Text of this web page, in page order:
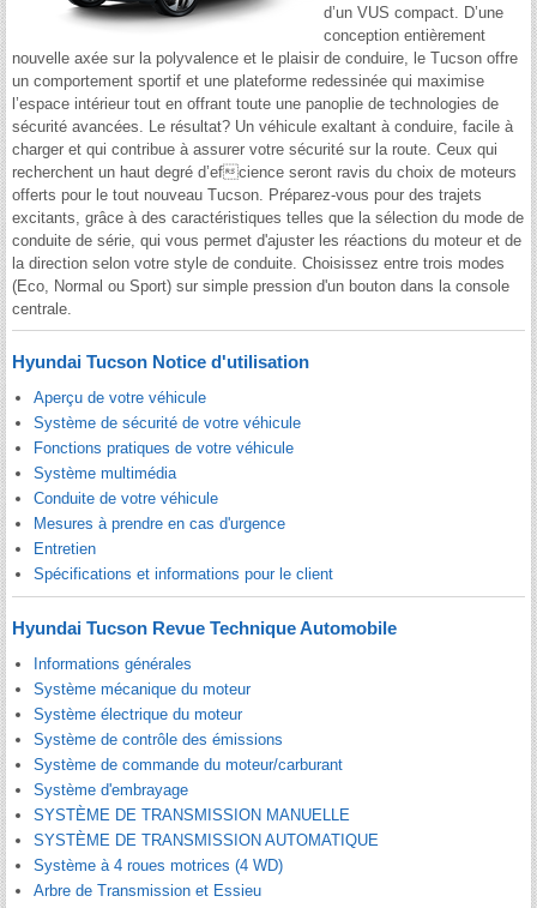
d’un VUS compact. D’une
conception entièrement
nouvelle axée sur la polyvalence et le plaisir de conduire, le Tucson offre
un comportement sportif et une plateforme redessinée qui maximise
l’espace intérieur tout en offrant toute une panoplie de technologies de
sécurité avancées. Le résultat? Un véhicule exaltant à conduire, facile à
charger et qui contribue à assurer votre sécurité sur la route. Ceux qui
recherchent un haut degré d’efcience seront ravis du choix de moteurs
offerts pour le tout nouveau Tucson. Préparez-vous pour des trajets
excitants, grâce à des caractéristiques telles que la sélection du mode de
conduite de série, qui vous permet d'ajuster les réactions du moteur et de
la direction selon votre style de conduite. Choisissez entre trois modes
(Eco, Normal ou Sport) sur simple pression d'un bouton dans la console
centrale.
Hyundai Tucson Notice d'utilisation
Aperçu de votre véhicule
Système de sécurité de votre véhicule
Fonctions pratiques de votre véhicule
Système multimédia
Conduite de votre véhicule
Mesures à prendre en cas d'urgence
Entretien
Spécifications et informations pour le client
Hyundai Tucson Revue Technique Automobile
Informations générales
Système mécanique du moteur
Système électrique du moteur
Système de contrôle des émissions
Système de commande du moteur/carburant
Système d'embrayage
SYSTÈME DE TRANSMISSION MANUELLE
SYSTÈME DE TRANSMISSION AUTOMATIQUE
Système à 4 roues motrices (4 WD)
Arbre de Transmission et Essieu